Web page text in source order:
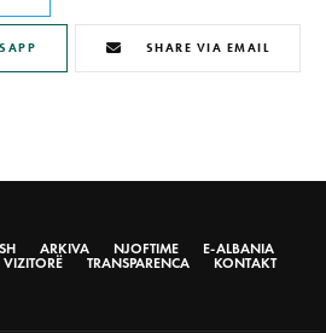
SHARE VIA EMAIL
ARKIVA NJOFTIME
E-ALBANIA
VIZITORË TRANSPARENCA KONTAKT